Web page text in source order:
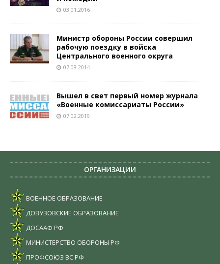
03.01.2016
Министр обороны России совершил
рабочую поездку в войска
Центрального военного округа
07.08.2014
Вышел в свет первый номер журнала
«Военные комиссариаты России»
07.02.2019
ОРГАНИЗАЦИИ
ВОЕННОЕ ОБРАЗОВАНИЕ
ДОВУЗОВСКИЕ ОБРАЗОВАНИЕ
ДОСААФ РФ
МИНИСТЕРСТВО ОБОРОНЫ РФ
ПРОФСОЮЗ ВС РФ